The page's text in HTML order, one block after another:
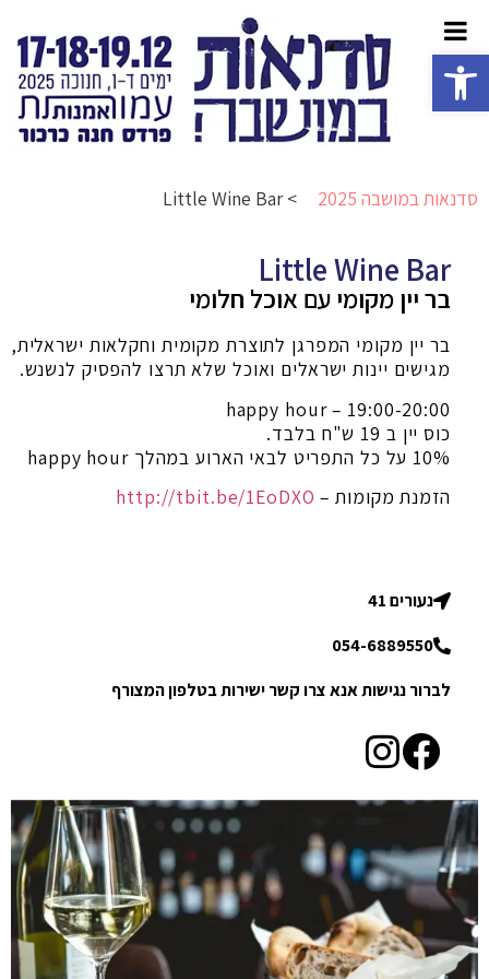
פתח סרגל נגישות
סדנאות במושבה 2025 >
Little Wine Bar
Little Wine Bar
בר יין מקומי עם אוכל חלומי
בר יין מקומי המפרגן לתוצרת מקומית וחקלאות ישראלית,
מגישים יינות ישראלים ואוכל שלא תרצו להפסיק לנשנש.
happy hour – 19:00-20:00
כוס יין ב 19 ש"ח בלבד.
10% על כל התפריט לבאי הארוע במהלך happy hour
הזמנת מקומות – http://tbit.be/1EoDXO
נעורים 41
054-6889550
לברור נגישות אנא צרו קשר ישירות בטלפון המצורף